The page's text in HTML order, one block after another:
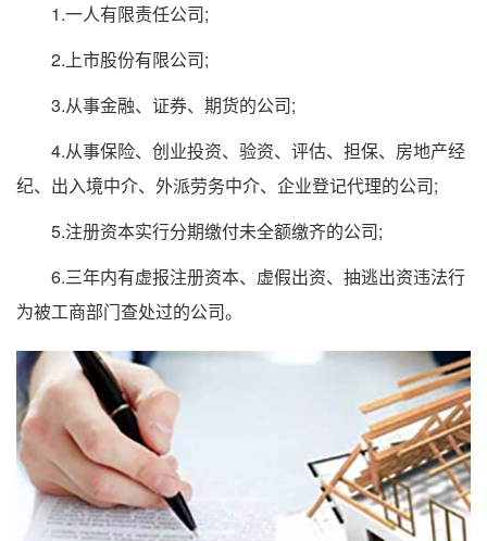
1.一人有限责任公司;
2.上市股份有限公司;
3.从事金融、证券、期货的公司;
4.从事保险、创业投资、验资、评估、担保、房地产经
纪、出入境中介、外派劳务中介、企业登记代理的公司;
5.注册资本实行分期缴付未全额缴齐的公司;
6.三年内有虚报注册资本、虚假出资、抽逃出资违法行
为被工商部门查处过的公司。